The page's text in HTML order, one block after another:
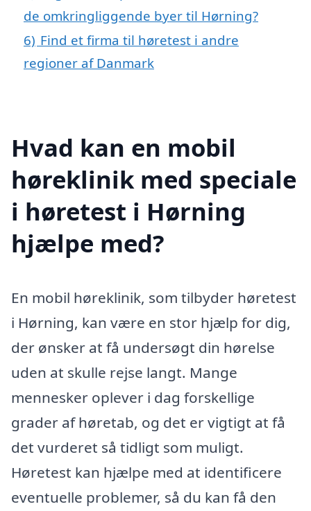
de omkringliggende byer til Hørning?
6) Find et firma til høretest i andre
regioner af Danmark
Hvad kan en mobil
høreklinik med speciale
i høretest i Hørning
hjælpe med?
En mobil høreklinik, som tilbyder høretest
i Hørning, kan være en stor hjælp for dig,
der ønsker at få undersøgt din hørelse
uden at skulle rejse langt. Mange
mennesker oplever i dag forskellige
grader af høretab, og det er vigtigt at få
det vurderet så tidligt som muligt.
Høretest kan hjælpe med at identificere
eventuelle problemer, så du kan få den